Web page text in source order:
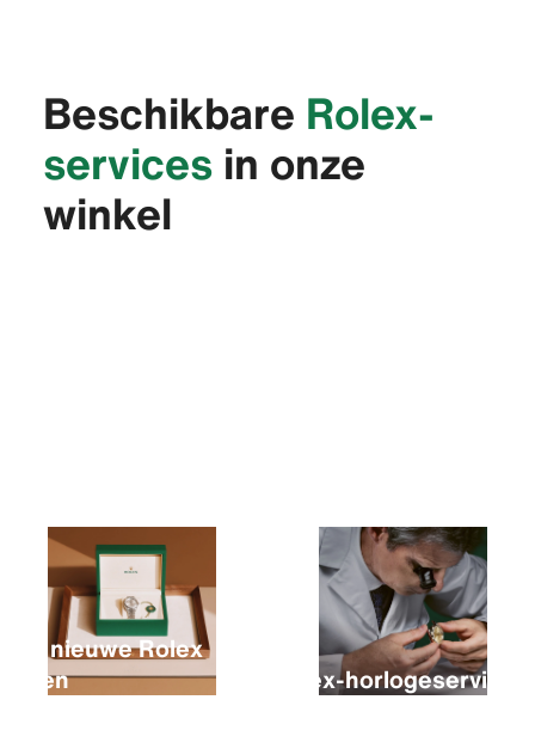
Beschikbare Rolex-
servicesin onze
winkel
Een nieuwe Rolex
kopen
Rolex-horlogeservice